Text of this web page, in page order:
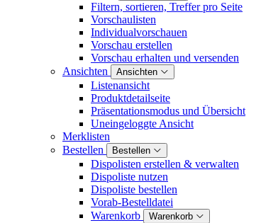
Filtern, sortieren, Treffer pro Seite
Vorschaulisten
Individualvorschauen
Vorschau erstellen
Vorschau erhalten und versenden
Ansichten
Ansichten
Listenansicht
Produktdetailseite
Präsentationsmodus und Übersicht
Uneingeloggte Ansicht
Merklisten
Bestellen
Bestellen
Dispolisten erstellen & verwalten
Dispoliste nutzen
Dispoliste bestellen
Vorab-Bestelldatei
Warenkorb
Warenkorb